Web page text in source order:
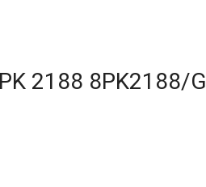
2188 8PK2188/G